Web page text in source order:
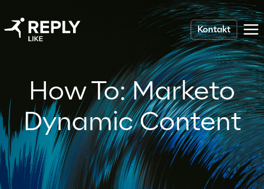
Kontakt
How To: Marketo
Dynamic Content